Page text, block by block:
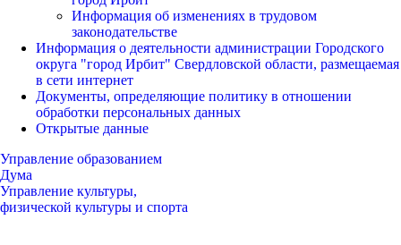
Информация об изменениях в трудовом
законодательстве
Информация о деятельности администрации Городского
округа "город Ирбит" Свердловской области, размещаемая
в сети интернет
Документы, определяющие политику в отношении
обработки персональных данных
Открытые данные
Управление образованием
Дума
Управление культуры,
физической культуры и спорта